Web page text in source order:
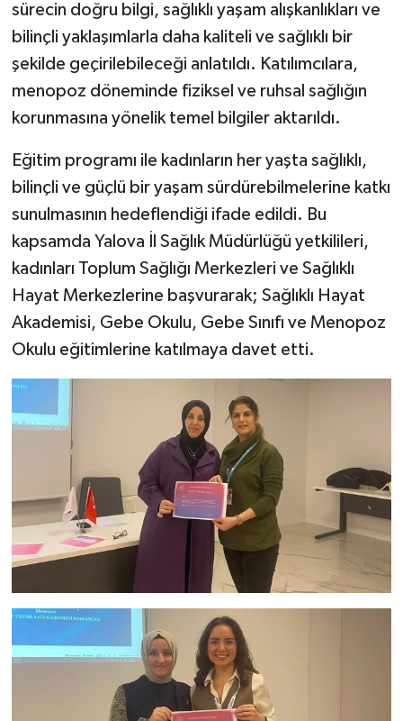
sürecin doğru bilgi, sağlıklı yaşam alışkanlıkları ve
bilinçli yaklaşımlarla daha kaliteli ve sağlıklı bir
şekilde geçirilebileceği anlatıldı. Katılımcılara,
menopoz döneminde fiziksel ve ruhsal sağlığın
korunmasına yönelik temel bilgiler aktarıldı.
Eğitim programı ile kadınların her yaşta sağlıklı,
bilinçli ve güçlü bir yaşam sürdürebilmelerine katkı
sunulmasının hedeflendiği ifade edildi. Bu
kapsamda Yalova İl Sağlık Müdürlüğü yetkilileri,
kadınları Toplum Sağlığı Merkezleri ve Sağlıklı
Hayat Merkezlerine başvurarak; Sağlıklı Hayat
Akademisi, Gebe Okulu, Gebe Sınıfı ve Menopoz
Okulu eğitimlerine katılmaya davet etti.